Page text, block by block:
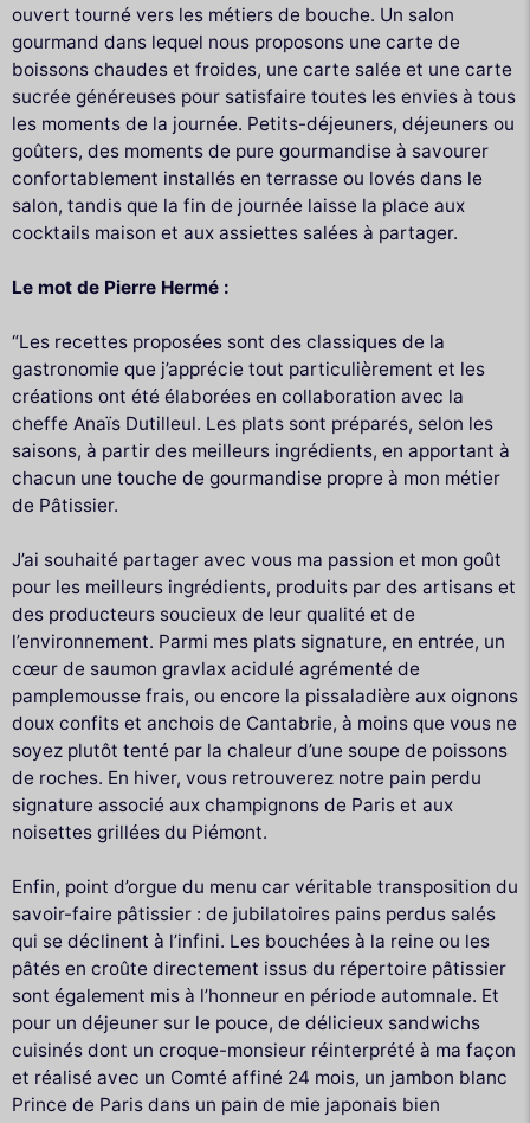
ouvert tourné vers les métiers de bouche. Un salon
gourmand dans lequel nous proposons une carte de
boissons chaudes et froides, une carte salée et une carte
sucrée généreuses pour satisfaire toutes les envies à tous
les moments de la journée. Petits-déjeuners, déjeuners ou
goûters, des moments de pure gourmandise à savourer
confortablement installés en terrasse ou lovés dans le
salon, tandis que la fin de journée laisse la place aux
cocktails maison et aux assiettes salées à partager.
Le mot de Pierre Hermé :
“Les recettes proposées sont des classiques de la
gastronomie que j’apprécie tout particulièrement et les
créations ont été élaborées en collaboration avec la
cheffe Anaïs Dutilleul. Les plats sont préparés, selon les
saisons, à partir des meilleurs ingrédients, en apportant à
chacun une touche de gourmandise propre à mon métier
de Pâtissier.
J’ai souhaité partager avec vous ma passion et mon goût
pour les meilleurs ingrédients, produits par des artisans et
des producteurs soucieux de leur qualité et de
l’environnement. Parmi mes plats signature, en entrée, un
cœur de saumon gravlax acidulé agrémenté de
pamplemousse frais, ou encore la pissaladière aux oignons
doux confits et anchois de Cantabrie, à moins que vous ne
soyez plutôt tenté par la chaleur d’une soupe de poissons
de roches. En hiver, vous retrouverez notre pain perdu
signature associé aux champignons de Paris et aux
noisettes grillées du Piémont.
Enfin, point d’orgue du menu car véritable transposition du
savoir-faire pâtissier : de jubilatoires pains perdus salés
qui se déclinent à l’infini. Les bouchées à la reine ou les
pâtés en croûte directement issus du répertoire pâtissier
sont également mis à l’honneur en période automnale. Et
pour un déjeuner sur le pouce, de délicieux sandwichs
cuisinés dont un croque-monsieur réinterprété à ma façon
et réalisé avec un Comté affiné 24 mois, un jambon blanc
Prince de Paris dans un pain de mie japonais bien